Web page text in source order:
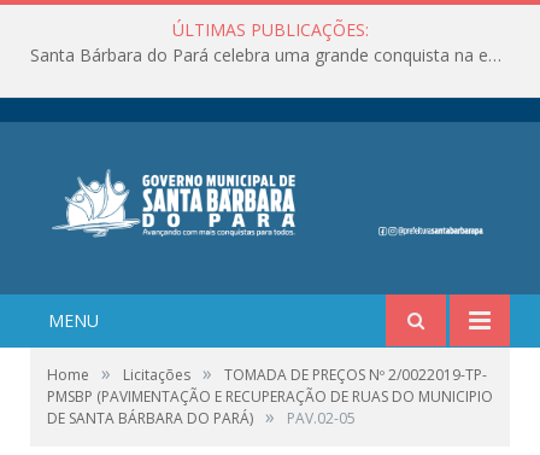
ÚLTIMAS PUBLICAÇÕES:
Santa Bárbara do Pará celebra uma grande conquista na educação!
MENU
Home » Licitações »
TOMADA DE PREÇOS Nº 2/0022019-TP-
PMSBP (PAVIMENTAÇÃO E RECUPERAÇÃO DE RUAS DO MUNICIPIO
DE SANTA BÁRBARA DO PARÁ) » PAV.02-05